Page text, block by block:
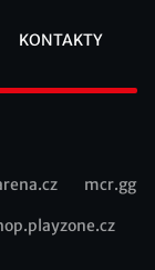
KONTAKTY
mcr.gg